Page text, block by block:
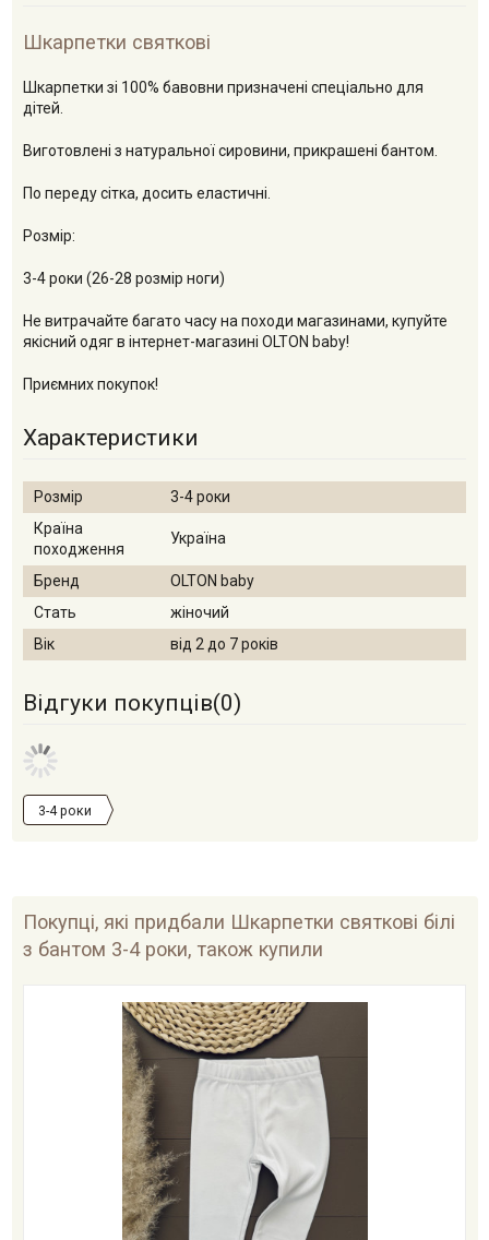
Шкарпетки святкові
Шкарпетки зі 100% бавовни призначені спеціально для
дітей.
Виготовлені з натуральної сировини, прикрашені бантом.
По переду сітка, досить еластичні.
Розмір:
3-4 роки (26-28 розмір ноги)
Не витрачайте багато часу на походи магазинами, купуйте
якісний одяг в інтернет-магазині OLTON baby!
Приємних покупок!
Характеристики
Розмір
3-4 роки
Країна
походження
Україна
Бренд
OLTON baby
Стать
жіночий
Вік
від 2 до 7 років
Відгуки покупців(0)
3-4 роки
Покупці, які придбали Шкарпетки святкові білі
з бантом 3-4 роки, також купили